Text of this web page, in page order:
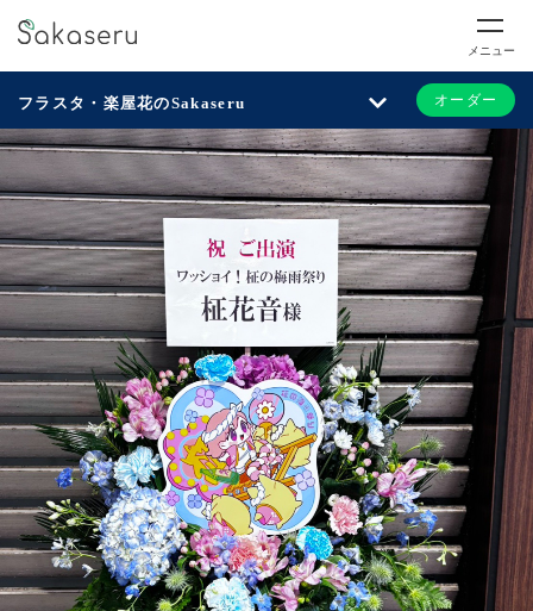
メニュー
フラスタ・楽屋花のSakaseru オーダー